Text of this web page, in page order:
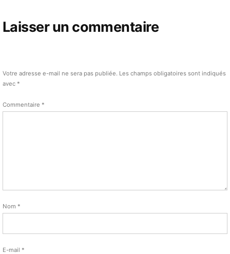
Laisser un commentaire
Votre adresse e-mail ne sera pas publiée. Les champs obligatoires sont indiqués
avec *
Commentaire *
Nom *
E-mail *